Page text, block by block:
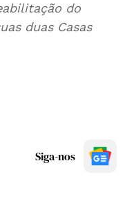
do
duas Casas
Siga-nos